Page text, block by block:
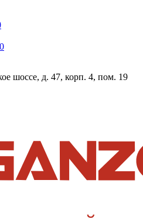
0
шоссе, д. 47, корп. 4, пом. 19